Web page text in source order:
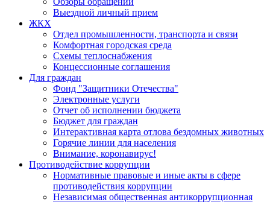
Выездной личный прием
ЖКХ
Отдел промышленности, транспорта и связи
Комфортная городская среда
Схемы теплоснабжения
Концессионные соглашения
Для граждан
Фонд "Защитники Отечества"
Электронные услуги
Отчет об исполнении бюджета
Бюджет для граждан
Интерактивная карта отлова бездомных животных
Горячие линии для населения
Внимание, коронавирус!
Противодействие коррупции
Нормативные правовые и иные акты в сфере
противодействия коррупции
Независимая общественная антикоррупционная